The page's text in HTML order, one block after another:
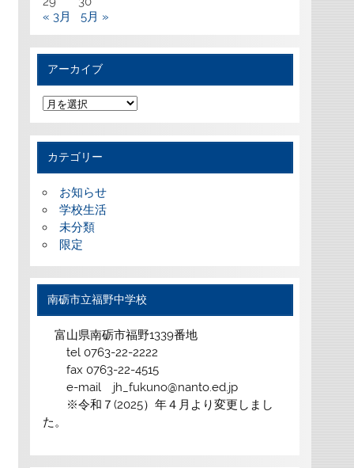
« 3月
5月 »
アーカイブ
ア
ー
カ
イ
カテゴリー
お知らせ
学校生活
未分類
限定
南砺市立福野中学校
富山県南砺市福野1339番地
tel 0763-22-2222
fax 0763-22-4515
e-mail jh_fukuno@nanto.ed.jp
※令和７(2025）年４月より変更しまし
た。